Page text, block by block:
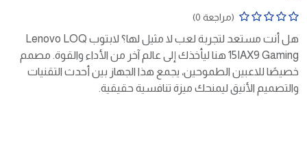
(مراجعة 0)
هل أنت مستعد لتجربة لعب لا مثيل لها؟ لابتوب Lenovo LOQ
15IAX9 Gaming هنا ليأخذك إلى عالم آخر من الأداء والقوة. مصمم
خصيصًا للاعبين الطموحين، يجمع هذا الجهاز بين أحدث التقنيات
والتصميم الأنيق ليمنحك ميزة تنافسية حقيقية.